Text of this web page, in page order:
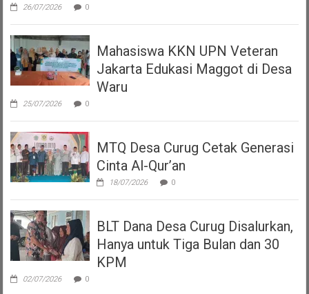
26/07/2026 0
Mahasiswa KKN UPN Veteran
Jakarta Edukasi Maggot di Desa
Waru
25/07/2026 0
MTQ Desa Curug Cetak Generasi
Cinta Al-Qur’an
18/07/2026 0
BLT Dana Desa Curug Disalurkan,
Hanya untuk Tiga Bulan dan 30
KPM
02/07/2026 0